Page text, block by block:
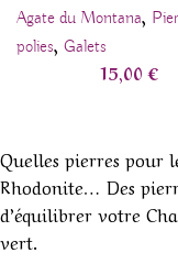
Agate du Montana,
polies, Galets
15,00€
Quelles pierres pour
Rhodonite… Des
d’équilibrer votre
vert.